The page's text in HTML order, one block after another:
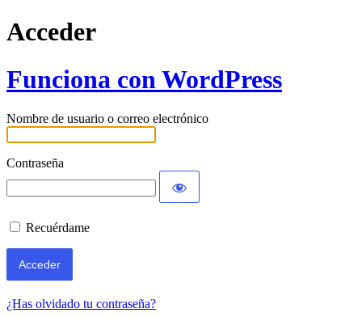
Acceder
Funciona con WordPress
Nombre de usuario o correo electrónico
Contraseña
Recuérdame
¿Has olvidado tu contraseña?